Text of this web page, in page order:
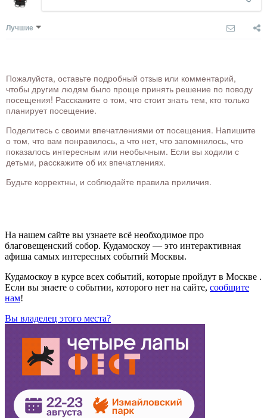
Лучшие
Пожалуйста, оставьте подробный отзыв или комментарий,
чтобы другим людям было проще принять решение по поводу
посещения! Расскажите о том, что стоит знать тем, кто только
планирует посещение.
Поделитесь с своими впечатлениями от посещения. Напишите
о том, что вам понравилось, а что нет, что запомнилось, что
показалось интересным или необычным. Если вы ходили с
детьми, расскажите об их впечатлениях.
Будьте корректны, и соблюдайте правила приличия.
На нашем сайте вы узнаете всё необходимое про
благовещенский собор. Кудамоскоу — это интерактивная
афиша самых интересных событий Москвы.
Кудамоскоу в курсе всех событий, которые пройдут в Москве .
Если вы знаете о событии, которого нет на сайте, сообщите
нам!
Вы владелец этого места?